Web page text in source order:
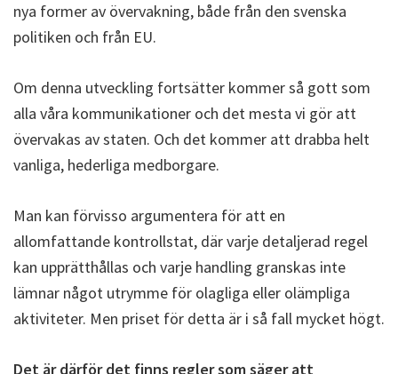
nya former av övervakning, både från den svenska
politiken och från EU.
Om denna utveckling fortsätter kommer så gott som
alla våra kommunikationer och det mesta vi gör att
övervakas av staten. Och det kommer att drabba helt
vanliga, hederliga medborgare.
Man kan förvisso argumentera för att en
allomfattande kontrollstat, där varje detaljerad regel
kan upprätthållas och varje handling granskas inte
lämnar något utrymme för olagliga eller olämpliga
aktiviteter. Men priset för detta är i så fall mycket högt.
Det är därför det finns regler som säger att